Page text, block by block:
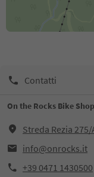
Contatti
On the Rocks Bike
Streda Rezia
info@onrocks.it
+39 0471 1430500